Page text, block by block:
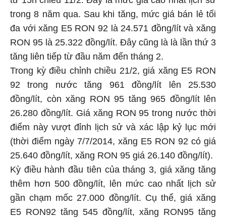
trong 8 năm qua. Sau khi tăng, mức giá bán lẻ tối
đa với xăng E5 RON 92 là 24.571 đồng/lít và xăng
RON 95 là 25.322 đồng/lít. Đây cũng là là lần thứ 3
tăng liên tiếp từ đầu năm đến tháng 2.
Trong kỳ điều chỉnh chiều 21/2, giá xăng E5 RON
92 trong nước tăng 961 đồng/lít lên 25.530
đồng/lít, còn xăng RON 95 tăng 965 đồng/lít lên
26.280 đồng/lít. Giá xăng RON 95 trong nước thời
điểm này vượt đỉnh lịch sử và xác lập kỷ lục mới
(thời điểm ngày 7/7/2014, xăng E5 RON 92 có giá
25.640 đồng/lít, xăng RON 95 giá 26.140 đồng/lít).
Kỳ điều hành đầu tiên của tháng 3, giá xăng tăng
thêm hơn 500 đồng/lít, lên mức cao nhất lịch sử
gần chạm mốc 27.000 đồng/lít. Cụ thể, giá xăng
E5 RON92 tăng 545 đồng/lít, xăng RON95 tăng